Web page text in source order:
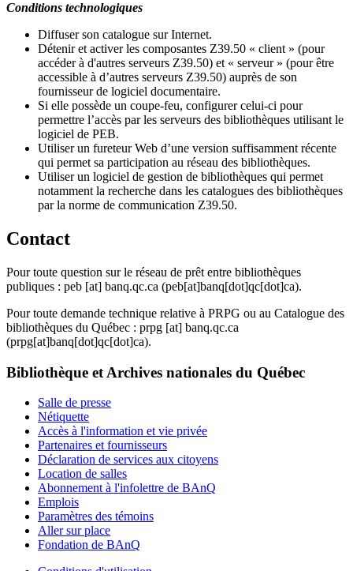
Conditions technologiques
Diffuser son catalogue sur Internet.
Détenir et activer les composantes Z39.50 « client » (pour
accéder à d'autres serveurs Z39.50) et « serveur » (pour être
accessible à d’autres serveurs Z39.50) auprès de son
fournisseur de logiciel documentaire.
Si elle possède un coupe-feu, configurer celui-ci pour
permettre l’accès par les serveurs des bibliothèques utilisant le
logiciel de PEB.
Utiliser un fureteur Web d’une version suffisamment récente
qui permet sa participation au réseau des bibliothèques.
Utiliser un logiciel de gestion de bibliothèques qui permet
notamment la recherche dans les catalogues des bibliothèques
par la norme de communication Z39.50.
Contact
Pour toute question sur le réseau de prêt entre bibliothèques
publiques : peb [at] banq.qc.ca (peb[at]banq[dot]qc[dot]ca).
Pour toute demande technique relative à PRPG ou au Catalogue des
bibliothèques du Québec : prpg [at] banq.qc.ca
(prpg[at]banq[dot]qc[dot]ca).
Bibliothèque et Archives nationales du Québec
Salle de presse
Nétiquette
Accès à l'information et vie privée
Partenaires et fournisseurs
Déclaration de services aux citoyens
Location de salles
Abonnement à l'infolettre de BAnQ
Emplois
Paramètres des témoins
Aller sur place
Fondation de BAnQ